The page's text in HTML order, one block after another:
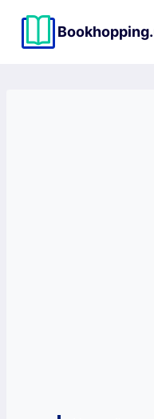
содержимому